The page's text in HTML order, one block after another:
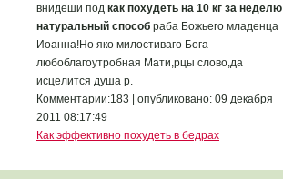
внидеши под как похудеть на 10 кг за неделю
натуральный способ раба Божьего младенца
Иоанна!Но яко милостиваго Бога
любоблагоутробная Мати,рцы слово,да
исцелится душа р.
Комментарии:183 | опубликовано: 09 декабря
2011 08:17:49
Как эффективно похудеть в бедрах